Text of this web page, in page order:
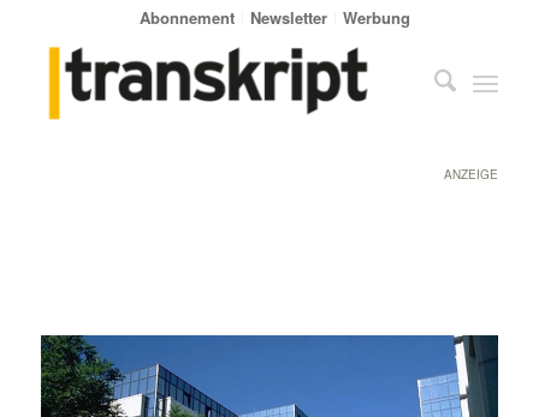
Abonnement Newsletter Werbung
ANZEIGE